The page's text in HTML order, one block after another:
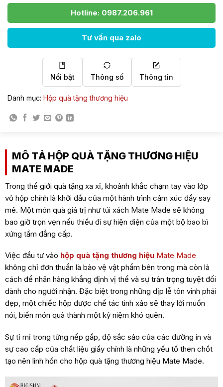
Hotline: 0987.206.961
Tư vấn qua zalo
Nổi bật Thông số Thông tin
Danh mục: Hộp quà tặng thương hiệu
MÔ TẢ HỘP QUÀ TẶNG THƯƠNG HIỆU
MATE MADE
Trong thế giới quà tặng xa xỉ, khoảnh khắc chạm tay vào lớp
vỏ hộp chính là khởi đầu của một hành trình cảm xúc đầy say
mê. Một món quà giá trị như túi xách Mate Made sẽ không
bao giờ trọn vẹn nếu thiếu đi sự hiện diện của một bộ bao bì
xứng tầm đẳng cấp.
Việc đầu tư vào hộp quà tặng thương hiệuMate Made
không chỉ đơn thuần là bảo vệ vật phẩm bên trong mà còn là
cách để nhãn hàng khẳng định vị thế và sự trân trọng tuyệt đối
dành cho người nhận. Đặc biệt trong những dịp lễ tôn vinh phái
đẹp, một chiếc hộp được chế tác tinh xảo sẽ thay lời muốn
nói, biến món quà thành một kỷ niệm khó quên.
Sự tỉ mỉ trong từng nếp gấp, độ sắc sảo của các đường in và
sự cao cấp của chất liệu giấy chính là những yếu tố then chốt
tạo nên linh hồn cho hộp quà tặng thương hiệu Mate Made.